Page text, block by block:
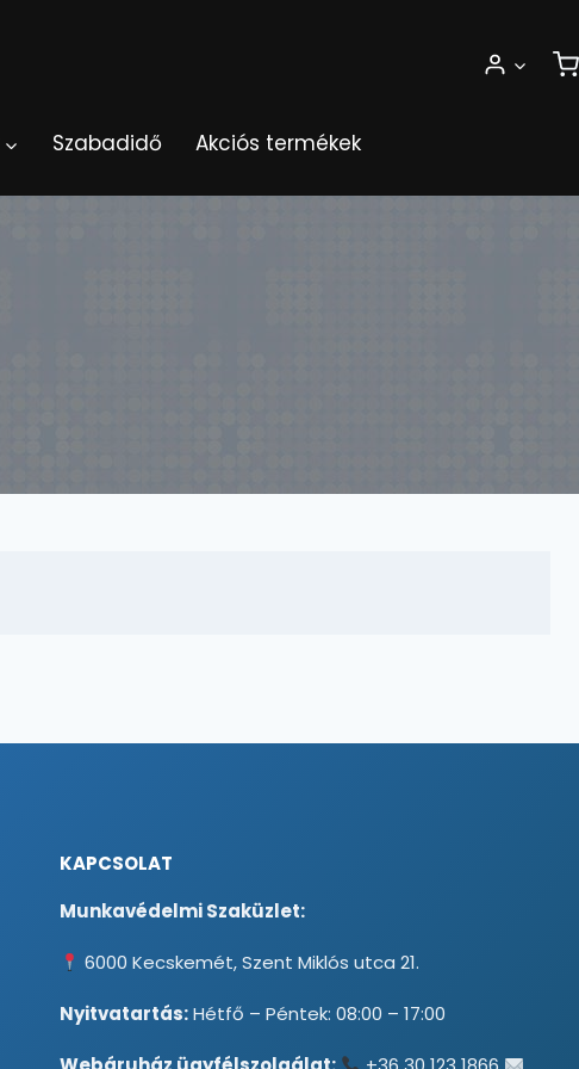
Szabadidő Akciós termékek
KAPCSOLAT
Munkavédelmi Szaküzlet:
6000 Kecskemét, Szent Miklós utca 21.
Nyitvatartás:Hétfő – Péntek: 08:00 – 17:00